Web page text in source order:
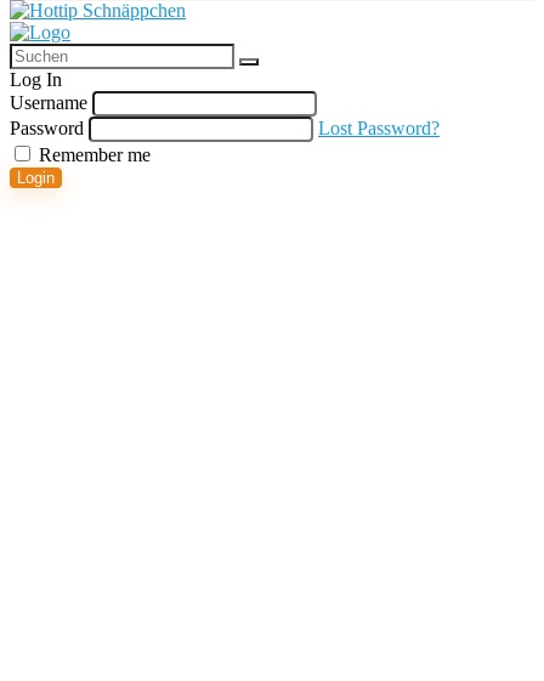
Log In
Username
Password
Lost Password?
Remember me
Login